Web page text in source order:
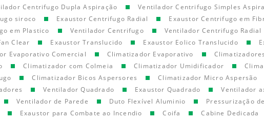
Centrifugo Dupla Aspiração
Ventilador Centrifugo Simples
siroco Exaustor Centrifugo Radial
Exaustor Centrifugo em
em Plastico Ventilador Centrifugo Ventilador Centrifugo Radial
Clear Exaustor Translucido Exaustor Eolico Translucido
Evaporativo Comercial Climatizador Evaporativo
Climatizador com Colmeia Climatizador Umidificador
Climatizador Bicos Aspersores Climatizador Micro Aspersão
Ventilador Quadrado Exaustor Quadrado
Ventilador
Ventilador de Parede Duto Flexível Aluminio
Pressurização
Exaustor para Combate ao Incendio Coifa Cabine Dedicada